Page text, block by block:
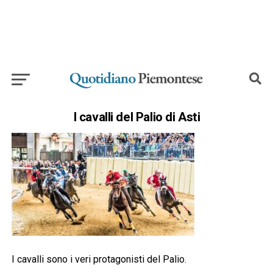
I cavalli del Palio di Asti
I cavalli sono i veri protagonisti del Palio.